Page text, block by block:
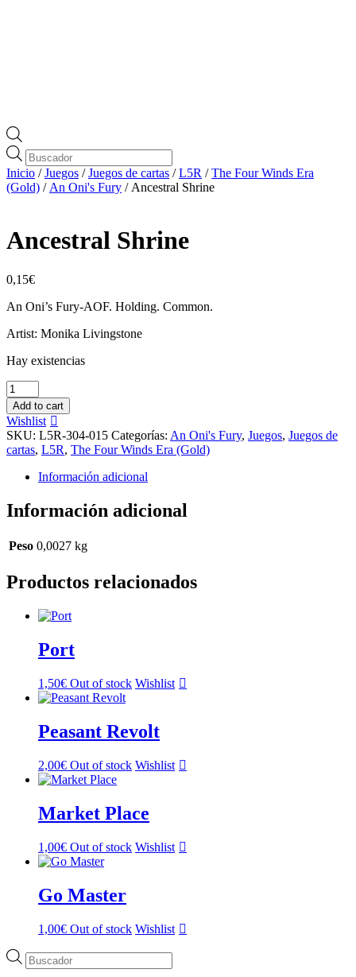
Búsqueda
de
productos
Inicio /Juegos /Juegos de cartas /L5R /The Four Winds Era
(Gold) / An Oni's Fury / Ancestral Shrine
Ancestral Shrine
0,15€
An Oni’s Fury-AOF. Holding. Common.
Artist: Monika Livingstone
Hay existencias
Ancestral
Shrine
cantidad
Add to cart
Wishlist
SKU: L5R-304-015 Categorías: An Oni's Fury, Juegos, Juegos de
cartas, L5R, The Four Winds Era (Gold)
Información adicional
Información adicional
Peso 0,0027 kg
Productos relacionados
Port
1,50€ Out of stock Wishlist
Peasant Revolt
2,00€ Out of stock Wishlist
Market Place
1,00€ Out of stock Wishlist
Go Master
1,00€ Out of stock Wishlist
Búsqueda
de